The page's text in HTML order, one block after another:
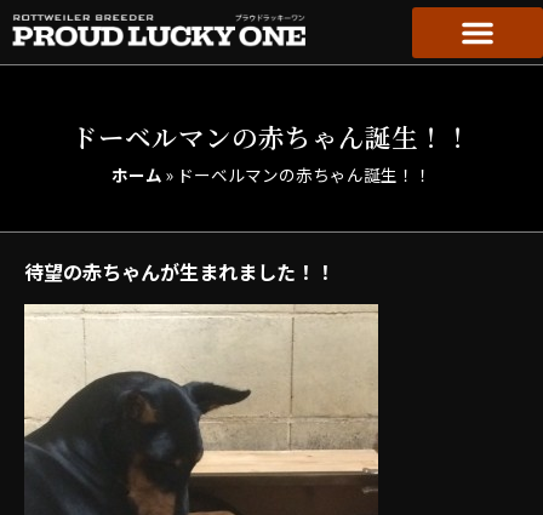
ドーベルマンの赤ちゃん誕生！！
ホーム » ドーベルマンの赤ちゃん誕生！！
待望の赤ちゃんが生まれました！！